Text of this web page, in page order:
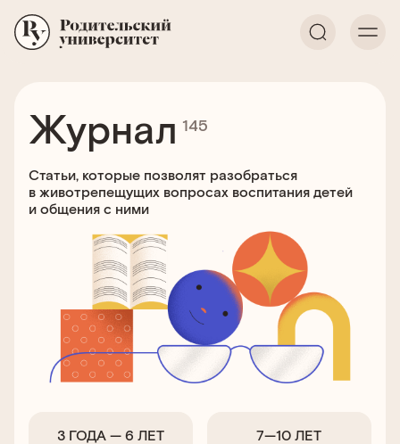
Журнал 145
Статьи, которые позволят разобраться
в животрепещущих вопросах воспитания детей
и общения с ними
3 ГОДА — 6 ЛЕТ 7—10 ЛЕТ